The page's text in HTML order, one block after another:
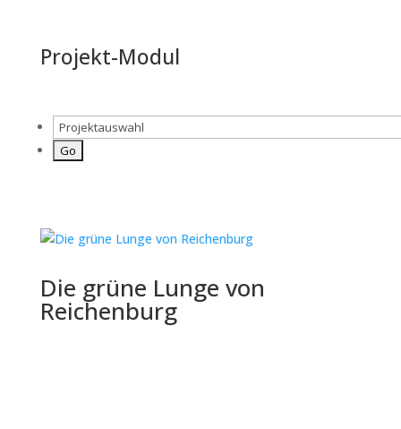
Projekt-Modul
Die grüne Lunge von
Reichenburg